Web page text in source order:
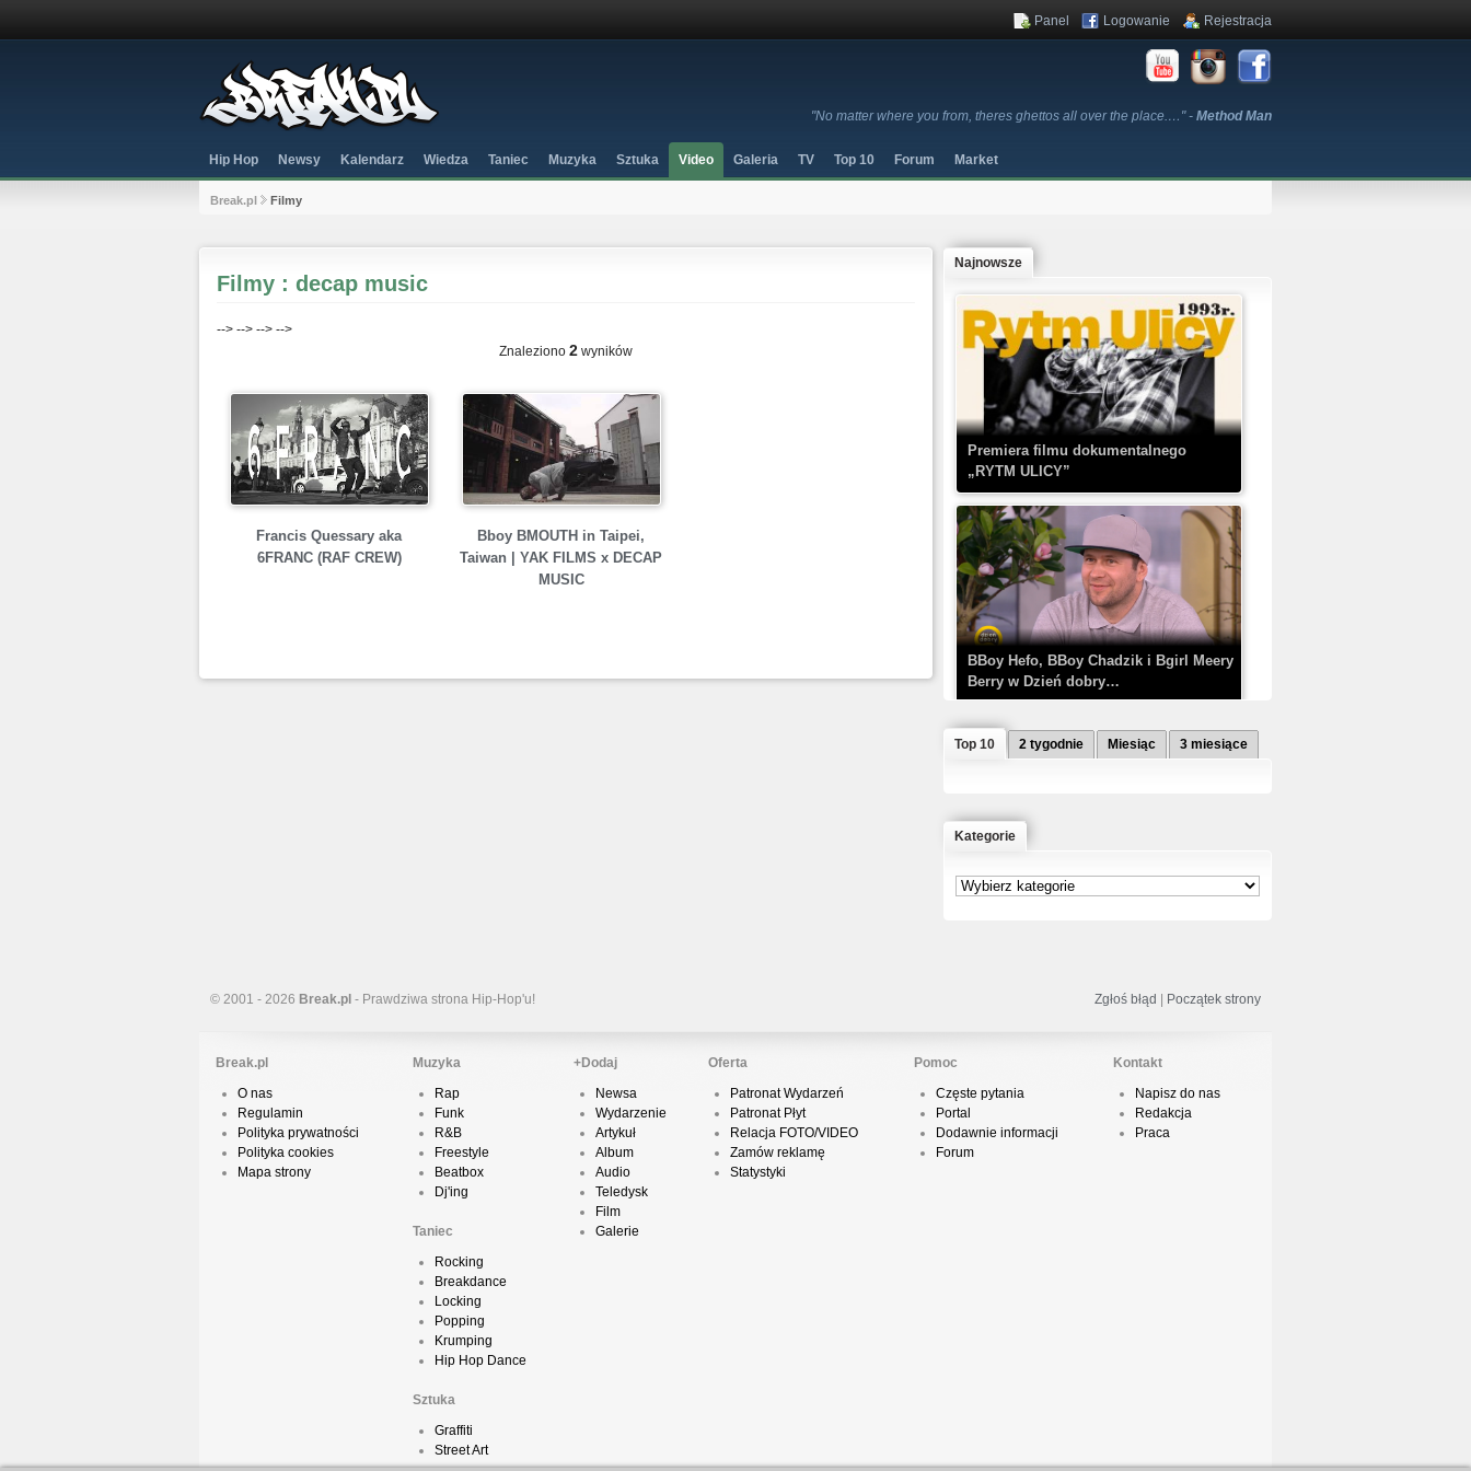
"No matter where you from, theres ghettos all over the place.…" - Method Man
Panel Logowanie Rejestracja
Hip Hop Newsy Kalendarz Wiedza Taniec Muzyka Sztuka Video Galeria TV Top 10 Forum Market
Break.pl Filmy
Filmy : decap music
--> --> --> -->
Znaleziono 2 wyników
Francis Quessary aka
6FRANC (RAF CREW)
Bboy BMOUTH in Taipei,
Taiwan | YAK FILMS x DECAP
MUSIC
Najnowsze
Premiera filmu dokumentalnego
„RYTM ULICY”
BBoy Hefo, BBoy Chadzik i Bgirl Meery
Berry w Dzień dobry…
Jetlagz ft. PRO8L3M - Mieć i nie mieć
Nowym Wydaniu!
Top 10 2 tygodnie Miesiąc 3 miesiące
Kategorie
© 2001 - 2026 Break.pl - Prawdziwa strona Hip-Hop'u! Zgłoś błąd Początek strony
Break.pl
O nas
Regulamin
Polityka prywatności
Polityka cookies
Mapa strony
Muzyka
Rap
Funk
R&B
Freestyle
Beatbox
Dj'ing
Taniec
Rocking
Breakdance
Locking
Popping
Krumping
Hip Hop Dance
Sztuka
Graffiti
Street Art
+Dodaj
Newsa
Wydarzenie
Artykuł
Album
Audio
Teledysk
Film
Galerie
Oferta
Patronat Wydarzeń
Patronat Płyt
Relacja FOTO/VIDEO
Zamów reklamę
Statystyki
Pomoc
Częste pytania
Portal
Dodawnie informacji
Forum
Kontakt
Napisz do nas
Redakcja
Praca